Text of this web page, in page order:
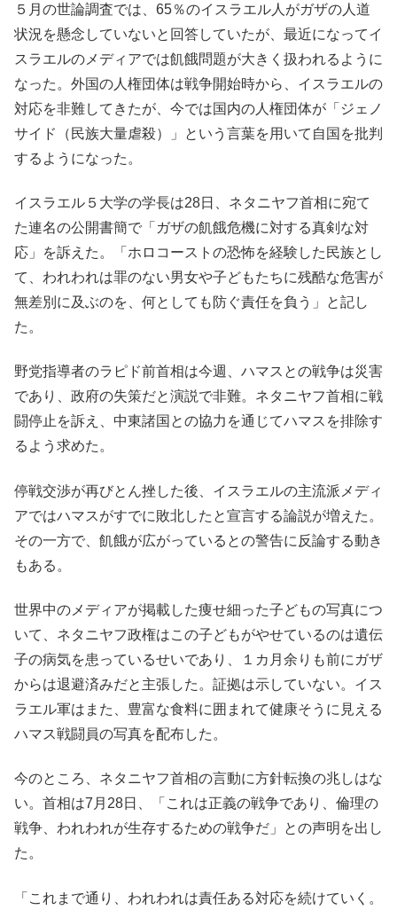
５月の世論調査では、65％のイスラエル人がガザの人道
状況を懸念していないと回答していたが、最近になってイ
スラエルのメディアでは飢餓問題が大きく扱われるように
なった。外国の人権団体は戦争開始時から、イスラエルの
対応を非難してきたが、今では国内の人権団体が「ジェノ
サイド（民族大量虐殺）」という言葉を用いて自国を批判
するようになった。
イスラエル５大学の学長は28日、ネタニヤフ首相に宛て
た連名の公開書簡で「ガザの飢餓危機に対する真剣な対
応」を訴えた。「ホロコーストの恐怖を経験した民族とし
て、われわれは罪のない男女や子どもたちに残酷な危害が
無差別に及ぶのを、何としても防ぐ責任を負う」と記し
た。
野党指導者のラピド前首相は今週、ハマスとの戦争は災害
であり、政府の失策だと演説で非難。ネタニヤフ首相に戦
闘停止を訴え、中東諸国との協力を通じてハマスを排除す
るよう求めた。
停戦交渉が再びとん挫した後、イスラエルの主流派メディ
アではハマスがすでに敗北したと宣言する論説が増えた。
その一方で、飢餓が広がっているとの警告に反論する動き
もある。
世界中のメディアが掲載した痩せ細った子どもの写真につ
いて、ネタニヤフ政権はこの子どもがやせているのは遺伝
子の病気を患っているせいであり、１カ月余りも前にガザ
からは退避済みだと主張した。証拠は示していない。イス
ラエル軍はまた、豊富な食料に囲まれて健康そうに見える
ハマス戦闘員の写真を配布した。
今のところ、ネタニヤフ首相の言動に方針転換の兆しはな
い。首相は7月28日、「これは正義の戦争であり、倫理の
戦争、われわれが生存するための戦争だ」との声明を出し
た。
「これまで通り、われわれは責任ある対応を続けていく。